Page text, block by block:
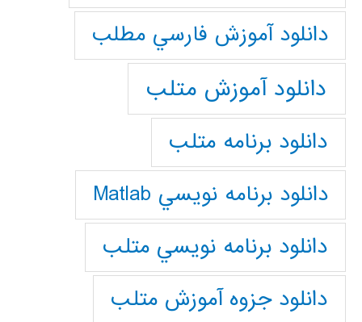
دانلود آموزش فارسي مطلب
دانلود آموزش متلب
دانلود برنامه متلب
دانلود برنامه نويسي Matlab
دانلود برنامه نويسي متلب
دانلود جزوه آموزش متلب